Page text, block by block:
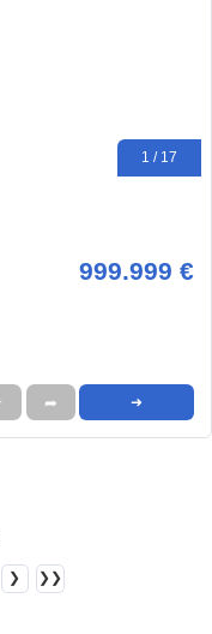
1 / 17
999.999 €
➦ ➜
❯ ❯❯